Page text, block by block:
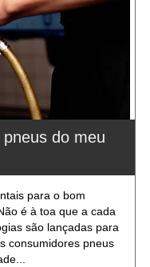
do meu
para o bom
é à toa que a cada
são lançadas para
consumidores pneus